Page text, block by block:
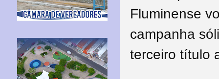
Fluminense
campanha
terceiro título